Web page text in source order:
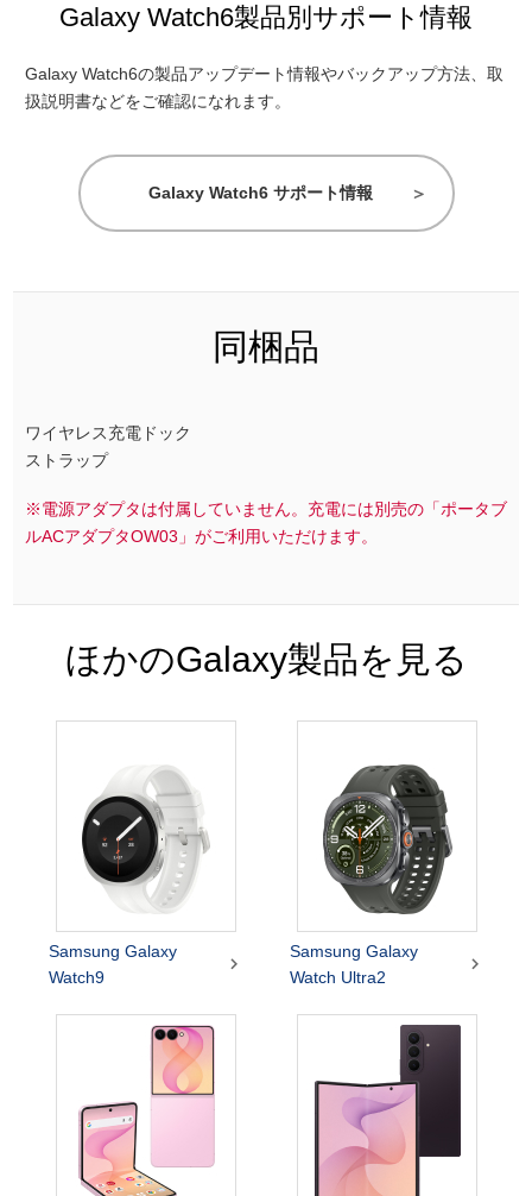
Galaxy Watch6製品別サポート情報
Galaxy Watch6の製品アップデート情報やバックアップ方法、取
扱説明書などをご確認になれます。
Galaxy Watch6 サポート情報
同梱品
ワイヤレス充電ドック
ストラップ
※電源アダプタは付属していません。充電には別売の「ポータブ
ルACアダプタOW03」がご利用いただけます。
ほかのGalaxy製品を見る
Samsung Galaxy
Watch9

Samsung Galaxy
Watch Ultra2
